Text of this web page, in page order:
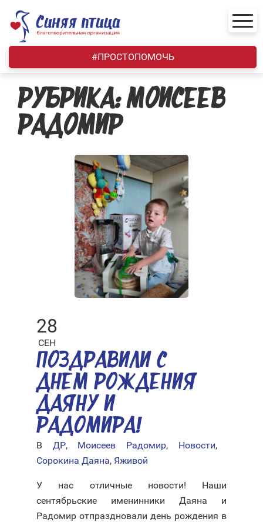
content
#ПРОСТОПОМОЧЬ
РУБРИКА: МОИСЕЕВ
РАДОМИР
28
СЕН
ПОЗДРАВИЛИ С
ДНЕМ РОЖДЕНИЯ
ДАЯНУ И
РАДОМИРА!
В ДР, Моисеев Радомир, Новости,
Сорокина Даяна, Яживой
У нас отличные новости! Наши
сентябрьские именинники Даяна и
Радомир отпраздновали день рождения в